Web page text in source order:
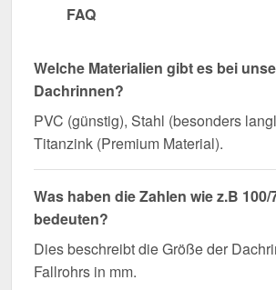
FAQ
Welche Materialien gibt es bei
Dachrinnen?
PVC (günstig), Stahl (besonders
Titanzink (Premium Material).
Was haben die Zahlen wie z.B 100/
bedeuten?
Dies beschreibt die Größe der
Fallrohrs in mm.